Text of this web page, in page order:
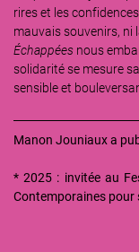
rires et les
mauvais souvenirs, ni
Échappées nous
solidarité se mesure
sensible et
Manon Jouniaux a
* 2025 : invitée au
Contemporaines pour